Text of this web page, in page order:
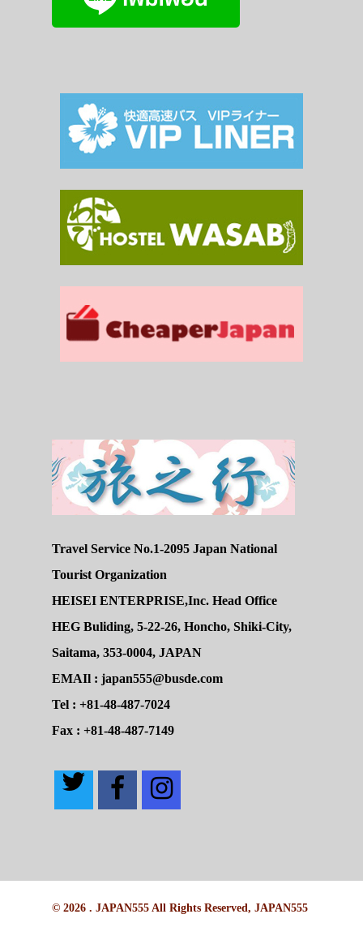
Travel Service No.1-2095 Japan National
Tourist Organization
HEISEI ENTERPRISE,Inc. Head Office
HEG Buliding, 5-22-26, Honcho, Shiki-City,
Saitama, 353-0004, JAPAN
EMAIl : japan555@busde.com
Tel : +81-48-487-7024
Fax : +81-48-487-7149
© 2026 . JAPAN555 All Rights Reserved, JAPAN555